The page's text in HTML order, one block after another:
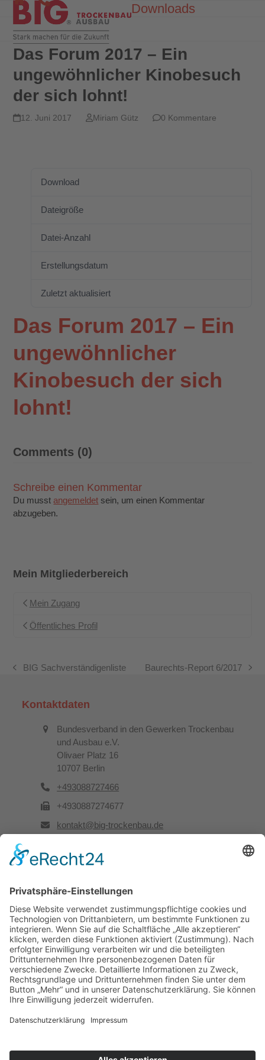
content
Open
mobile
menu
Close
mobile
menu
Downloads
Das Forum 2017 – Ein
ungewöhnlicher Kinobesuch
der sich lohnt!
12. Juni 2017 Miriam Gütz 0 Kommentare
Download
Dateigröße
Datei-Anzahl
Erstellungsdatum
Zuletzt aktualisiert
Das Forum 2017 – Ein
ungewöhnlicher
Kinobesuch der sich
lohnt!
Comments (0)
Schreibe einen Kommentar
Du musst angemeldet sein, um einen Kommentar
abzugeben.
Mein Mitgliederbereich
Mein Zugang
Öffentliches Profil
vorheriger
BIG Sachverständigenliste
Nächster
Baurechts-Report 6/2017
Kontaktdaten
Bundesverband in den Gewerken Trockenbau
und Ausbau e.V.
Olivaer Platz 16
10707 Berlin
+493088727466
+4930887274677
kontakt@big-trockenbau.de
Rechtliches
Kontakt
Impressum
Datenschutz